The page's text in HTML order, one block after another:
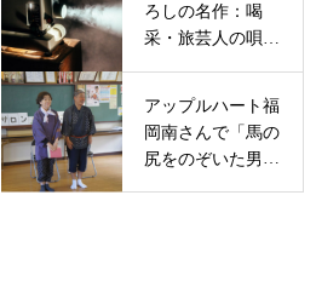
ろしの名作：喝
采・旅芸人の唄に
アップルハート福
岡南さんで「馬の
尻をのぞいた男」